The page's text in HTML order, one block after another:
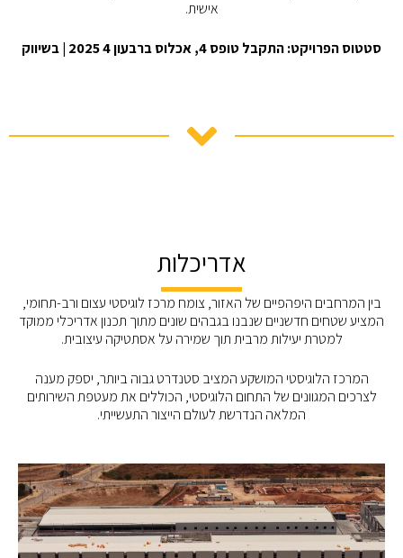
אישית.
סטטוס הפרויקט:התקבל טופס 4, אכלוס ברבעון 4 2025 | בשיווק
אדריכלות
בין המרחבים היפהפיים של האזור, צומח מרכז לוגיסטי עצום ורב-תחומי,
המציע שטחים חדשניים שנבנו בגבהים שונים מתוך תכנון אדריכלי ממוקד
למטרת יעילות מרבית תוך שמירה על אסתטיקה עיצובית.
המרכז הלוגיסטי המושקע המציב סטנדרט גבוה ביותר, יספק מענה
לצרכים המגוונים של התחום הלוגיסטי, הכוללים את מעטפת השירותים
המלאה הנדרשת לעולם הייצור התעשייתי.